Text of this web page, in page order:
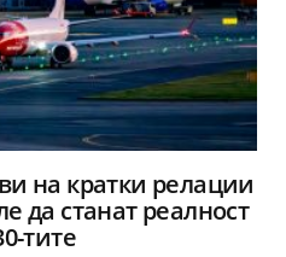
на кратки релации
да станат реалност
тите